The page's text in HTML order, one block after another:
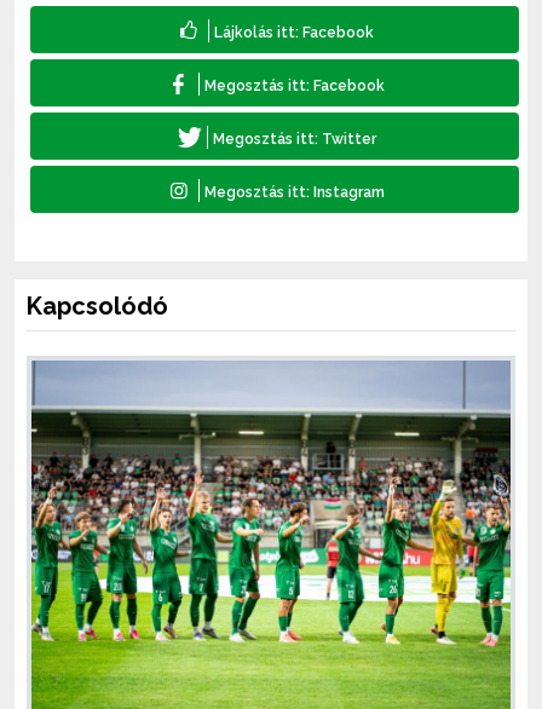
Kapcsolódó